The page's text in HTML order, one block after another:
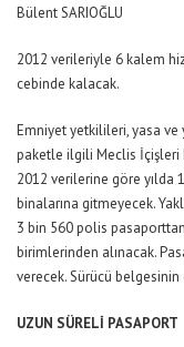
Bülent SARIOĞLU
2012 verileriyle 6 kalem
cebinde kalacak.
Emniyet yetkilileri, yasa
paketle ilgili Meclis İçişleri
2012 verilerine göre yılda
binalarına gitmeyecek.
3 bin 560 polis
birimlerinden alınacak.
verecek. Sürücü
UZUN SÜRELİ PASAPORT